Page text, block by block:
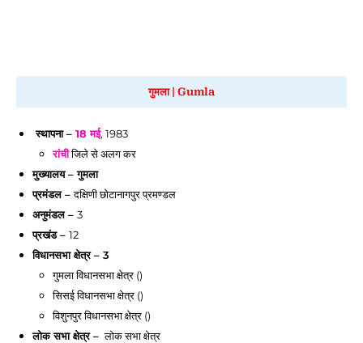
गुमला| Gumla
स्थापना – 18 मई, 1983
रांचीजिले से अलग कर
मुख्यालय – गुमला
प्रमंडल –दक्षिणी छोटानागपुर प्रमण्डल
अनुमंडल – 3
प्रखंड – 12
विधानसभा क्षेत्र – 3
गुमलाविधानसभा क्षेत्र ()
सिसईविधानसभा क्षेत्र ()
विशुनपुरविधानसभा क्षेत्र ()
लोक सभा क्षेत्र – लोक सभा क्षेत्र